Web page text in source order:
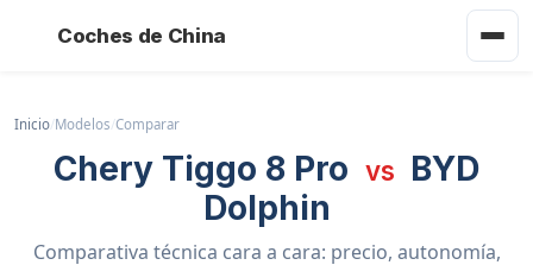
Coches de China
Inicio/Modelos/Comparar
Chery Tiggo 8 Pro vs BYD
Dolphin
Comparativa técnica cara a cara: precio, autonomía,